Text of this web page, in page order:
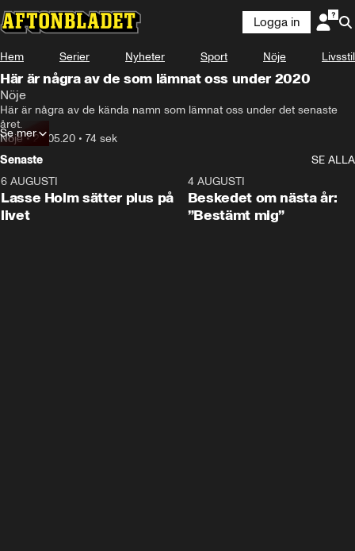
Logga in
Hem Serier Nyheter Sport Nöje Livsstil
Här är några av de som lämnat oss under 2020
Nöje
Här är några av de kända namn som lämnat oss under det senaste
året.
Nöje•23.05.20 • 74 sek
Se mer
Senaste
SE ALLA
6 AUGUSTI
Lasse Holm sätter plus på
livet
4 AUGUSTI
Beskedet om nästa år:
”Bestämt mig”